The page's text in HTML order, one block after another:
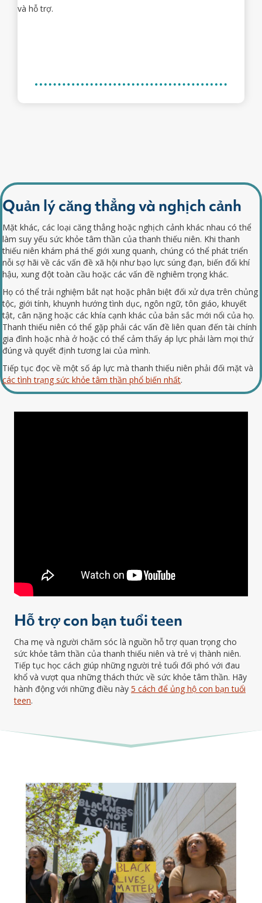
và hỗ trợ.
Quản lý căng thẳng và nghịch cảnh
Mặt khác, các loại căng thẳng hoặc nghịch cảnh khác nhau có thể
làm suy yếu sức khỏe tâm thần của thanh thiếu niên. Khi thanh
thiếu niên khám phá thế giới xung quanh, chúng có thể phát triển
nỗi sợ hãi về các vấn đề xã hội như bạo lực súng đạn, biến đổi khí
hậu, xung đột toàn cầu hoặc các vấn đề nghiêm trọng khác.
Họ có thể trải nghiệm bắt nạt hoặc phân biệt đối xử dựa trên chủng
tộc, giới tính, khuynh hướng tình dục, ngôn ngữ, tôn giáo, khuyết
tật, cân nặng hoặc các khía cạnh khác của bản sắc mới nổi của họ.
Thanh thiếu niên có thể gặp phải các vấn đề liên quan đến tài chính
gia đình hoặc nhà ở hoặc có thể cảm thấy áp lực phải làm mọi thứ
đúng và quyết định tương lai của mình.
Tiếp tục đọc về một số áp lực mà thanh thiếu niên phải đối mặt và
các tình trạng sức khỏe tâm thần phổ biến nhất.
Hỗ trợ con bạn tuổi teen
Cha mẹ và người chăm sóc là nguồn hỗ trợ quan trọng cho
sức khỏe tâm thần của thanh thiếu niên và trẻ vị thành niên.
Tiếp tục học cách giúp những người trẻ tuổi đối phó với đau
khổ và vượt qua những thách thức về sức khỏe tâm thần. Hãy
hành động với những điều này 5 cách để ủng hộ con bạn tuổi
teen.